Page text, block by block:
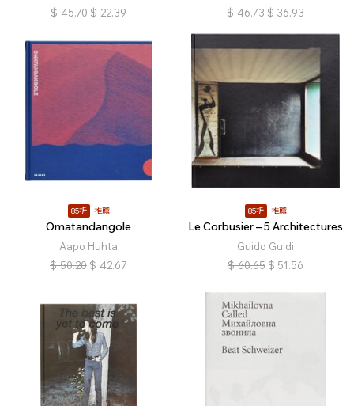
$ 45.70 $ 22.39
$ 46.73 $ 36.93
85折 推薦
Omatandangole
Aapo Huhta
$ 50.20 $ 42.67
85折 推薦
Le Corbusier – 5 Architectures
Guido Guidi
$ 60.65 $ 51.56